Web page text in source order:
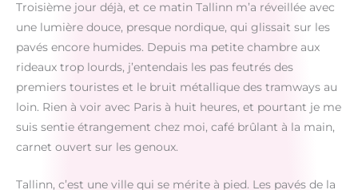
Troisième jour déjà, et ce matin Tallinn m’a réveillée avec
une lumière douce, presque nordique, qui glissait sur les
pavés encore humides. Depuis ma petite chambre aux
rideaux trop lourds, j’entendais les pas feutrés des
premiers touristes et le bruit métallique des tramways au
loin. Rien à voir avec Paris à huit heures, et pourtant je me
suis sentie étrangement chez moi, café brûlant à la main,
carnet ouvert sur les genoux.
Tallinn, c’est une ville qui se mérite à pied. Les pavés de la